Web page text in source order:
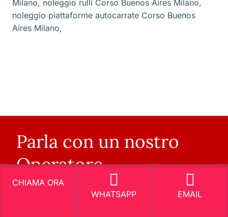
Milano, noleggio rulli Corso Buenos Aires Milano,
noleggio piattaforme autocarrate Corso Buenos
Aires Milano,
Parla con un nostro
Operatore
CHIAMA ORA
WHATSAPP
EMAIL